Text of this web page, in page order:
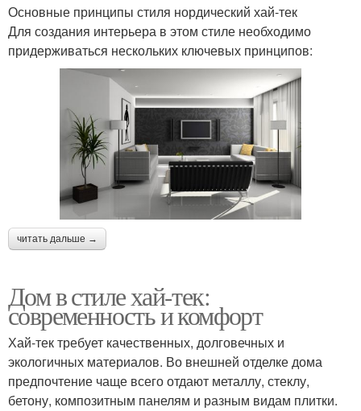
Основные принципы стиля нордический хай-тек
Для создания интерьера в этом стиле необходимо
придерживаться нескольких ключевых принципов:
читать дальше →
Дом в стиле хай-тек:
современность и комфорт
Хай-тек требует качественных, долговечных и
экологичных материалов. Во внешней отделке дома
предпочтение чаще всего отдают металлу, стеклу,
бетону, композитным панелям и разным видам плитки.